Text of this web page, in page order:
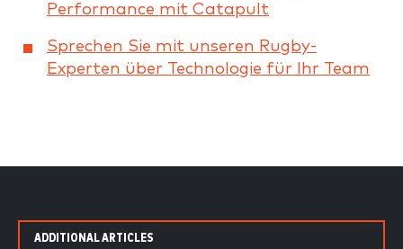
Performance mit Catapult
Sprechen Sie mit unseren Rugby-
Experten über Technologie für Ihr Team
ADDITIONAL ARTICLES